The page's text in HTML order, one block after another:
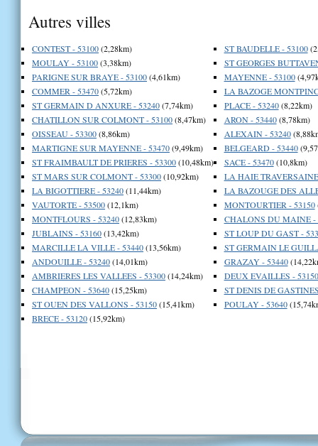
Autres villes
CONTEST - 53100(2,28km)
MOULAY - 53100(3,38km)
PARIGNE SUR BRAYE - 53100(4,61km)
COMMER - 53470(5,72km)
ST GERMAIN D ANXURE - 53240(7,74km)
CHATILLON SUR COLMONT - 53100(8,47km)
OISSEAU - 53300(8,86km)
MARTIGNE SUR MAYENNE - 53470(9,49km)
ST FRAIMBAULT DE PRIERES - 53300(10,48km)
ST MARS SUR COLMONT - 53300(10,92km)
LA BIGOTTIERE - 53240(11,44km)
VAUTORTE - 53500(12,1km)
MONTFLOURS - 53240(12,83km)
JUBLAINS - 53160(13,42km)
MARCILLE LA VILLE - 53440(13,56km)
ANDOUILLE - 53240(14,01km)
AMBRIERES LES VALLEES - 53300(14,24km)
CHAMPEON - 53640(15,25km)
ST OUEN DES VALLONS - 53150(15,41km)
BRECE - 53120(15,92km)
ST BAUDELLE - 53100
ST GEORGES
MAYENNE - 53100
LA BAZOGE
PLACE - 53240(8,22km)
ARON - 53440(8,78km)
ALEXAIN - 53240
BELGEARD - 53440
SACE - 53470(10,8km)
LA HAIE
LA BAZOUGE DES
MONTOURTIER - 53150
CHALONS DU MAINE -
ST LOUP DU GAST -
ST GERMAIN LE
GRAZAY - 53440
DEUX EVAILLES - 53150
ST DENIS DE
POULAY - 53640